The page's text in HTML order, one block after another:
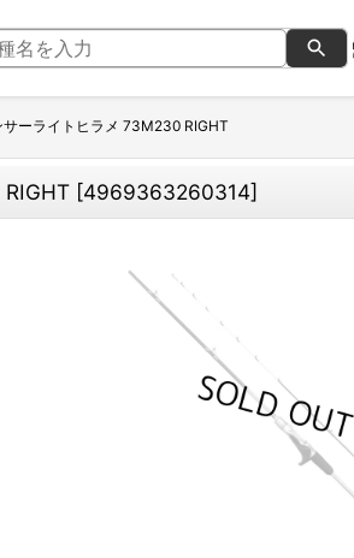
ーライトヒラメ 73M230 RIGHT
[4969363260314]